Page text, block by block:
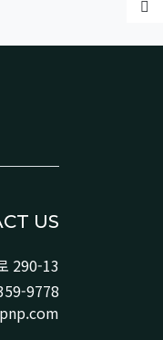
US
290-13
9778